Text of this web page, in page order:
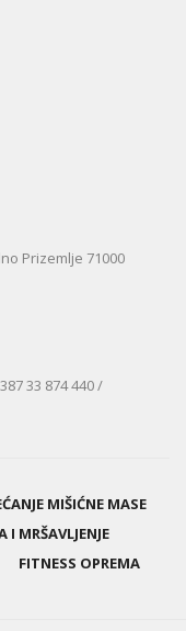
Prizemlje 71000
33 874 440 /
MIŠIĆNE MASE
I MRŠAVLJENJE
FITNESS OPREMA